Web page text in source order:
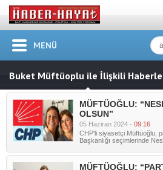
MENÜ
Buket Müftüoplu ile İlişkili
MÜFTÜOĞLU:
OLSUN”
05 Haziran 2024 - 09:16
CHP'li siyasetçi Müftüoğlu,
Başkanlığı seçimlerinde
MÜFTÜOĞLU: